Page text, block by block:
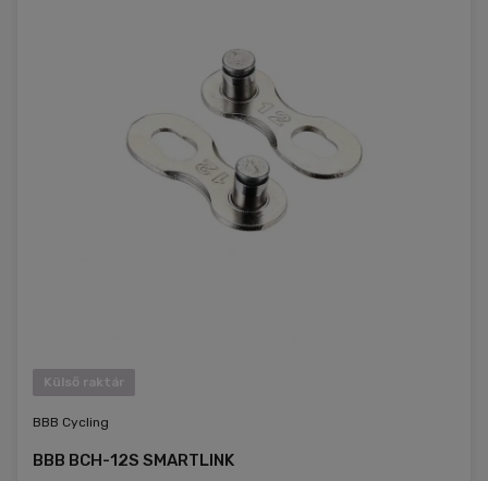
Külső raktár
BBB Cycling
BBB BCH-12S SMARTLINK